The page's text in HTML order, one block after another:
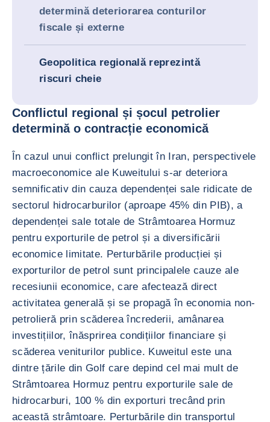
determină deteriorarea conturilor
fiscale și externe
Geopolitica regională reprezintă
riscuri cheie
Conflictul regional și șocul petrolier
determină o contracție economică
În cazul unui conflict prelungit în Iran, perspectivele
macroeconomice ale Kuweitului s-ar deteriora
semnificativ din cauza dependenței sale ridicate de
sectorul hidrocarburilor (aproape 45% din PIB), a
dependenței sale totale de Strâmtoarea Hormuz
pentru exporturile de petrol și a diversificării
economice limitate. Perturbările producției și
exporturilor de petrol sunt principalele cauze ale
recesiunii economice, care afectează direct
activitatea generală și se propagă în economia non-
petrolieră prin scăderea încrederii, amânarea
investițiilor, înăsprirea condițiilor financiare și
scăderea veniturilor publice. Kuweitul este una
dintre țările din Golf care depind cel mai mult de
Strâmtoarea Hormuz pentru exporturile sale de
hidrocarburi, 100 % din exporturi trecând prin
această strâmtoare. Perturbările din transportul